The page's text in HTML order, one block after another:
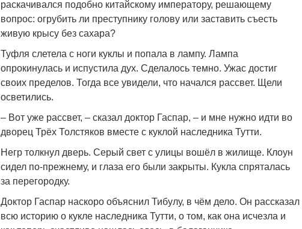
раскачивался подобно китайскому императору, решающему
вопрос: огрубить ли преступнику голову или заставить съесть
живую крысу без сахара?
Туфля слетела с ноги куклы и попала в лампу. Лампа
опрокинулась и испустила дух. Сделалось темно. Ужас достиг
своих пределов. Тогда все увидели, что начался рассвет. Щели
осветились.
– Вот уже рассвет, – сказал доктор Гаспар, – и мне нужно идти во
дворец Трёх Толстяков вместе с куклой наследника Тутти.
Негр толкнул дверь. Серый свет с улицы вошёл в жилище. Клоун
сидел по-прежнему, и глаза его были закрыты. Кукла спряталась
за перегородку.
Доктор Гаспар наскоро объяснил Тибулу, в чём дело. Он рассказал
всю историю о кукле наследника Тутти, о том, как она исчезла и